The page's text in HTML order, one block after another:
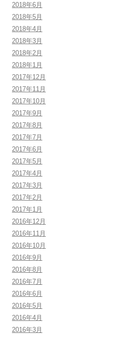
2018年6月
2018年5月
2018年4月
2018年3月
2018年2月
2018年1月
2017年12月
2017年11月
2017年10月
2017年9月
2017年8月
2017年7月
2017年6月
2017年5月
2017年4月
2017年3月
2017年2月
2017年1月
2016年12月
2016年11月
2016年10月
2016年9月
2016年8月
2016年7月
2016年6月
2016年5月
2016年4月
2016年3月